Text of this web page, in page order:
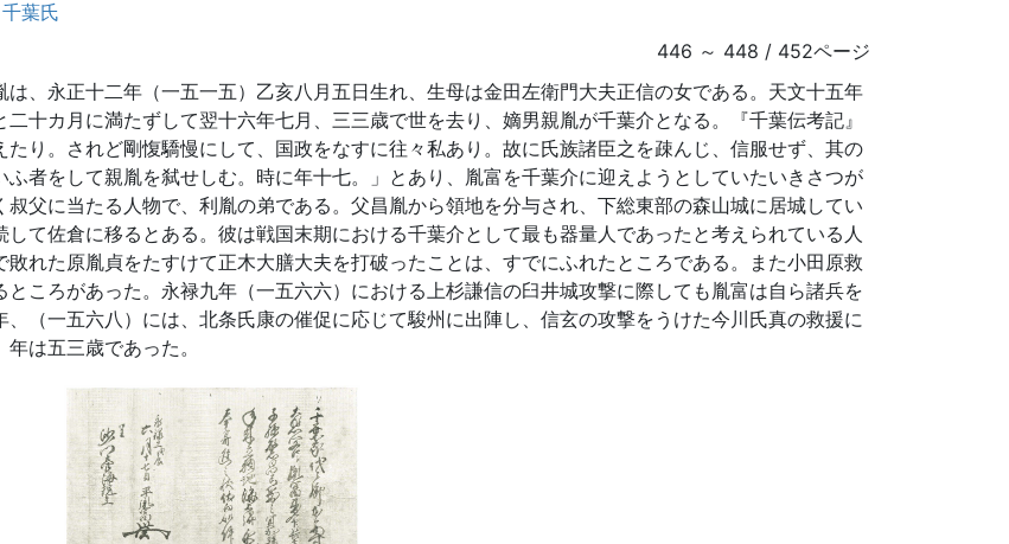
葉氏
446 ～ 448 / 452ページ
、永正十二年（一五一五）乙亥八月五日生れ、生母は金田左衛門大夫正信の女である。天文十五年
十カ月に満たずして翌十六年七月、三三歳で世を去り、嫡男親胤が千葉介となる。『千葉伝考記』
り。されど剛愎驕慢にして、国政をなすに往々私あり。故に氏族諸臣之を疎んじ、信服せず、其の
者をして親胤を弑せしむ。時に年十七。」とあり、胤富を千葉介に迎えようとしていたいきさつが
父に当たる人物で、利胤の弟である。父昌胤から領地を分与され、下総東部の森山城に居城してい
て佐倉に移るとある。彼は戦国末期における千葉介として最も器量人であったと考えられている人
れた原胤貞をたすけて正木大膳大夫を打破ったことは、すでにふれたところである。また小田原救
ころがあった。永禄九年（一五六六）における上杉謙信の臼井城攻撃に際しても胤富は自ら諸兵を
（一五六八）には、北条氏康の催促に応じて駿州に出陣し、信玄の攻撃をうけた今川氏真の救援に
は五三歳であった。